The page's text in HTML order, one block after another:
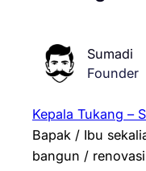
Sumadi
Founder
Kepala Tukang –
Bapak / Ibu
bangun /